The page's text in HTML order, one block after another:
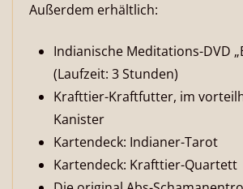
Außerdem erhältlich:
Indianische Meditations-DVD
(Laufzeit: 3 Stunden)
Krafttier-Kraftfutter, im
Kanister
Kartendeck: Indianer-Tarot
Kartendeck: Krafttier-Quartett